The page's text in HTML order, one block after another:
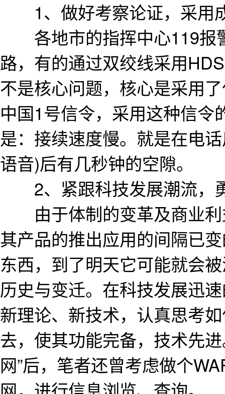
1、做好考察论证，采用
各地市的指挥中心119报
路，有的通过双绞线采用
不是核心问题，核心是采用
中国1号信令，采用这种信
是：接续速度慢。就是在电
语音)后有几秒钟的空隙。
2、紧跟科技发展潮流，
由于体制的变革及商业利
其产品的推出应用的间隔已
东西，到了明天它可能就会
历史与变迁。在科技发展迅
新理论、新技术，认真思考
去，使其功能完备，技术先
网”后，笔者还曾考虑做个